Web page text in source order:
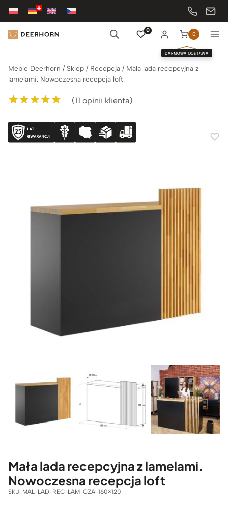
Przejdź
treści
0
0
DARMOWA DOSTAWA
Meble Deerhorn / Sklep / Recepcja / Mała lada recepcyjna z
lamelami. Nowoczesna recepcja loft
5.00na 5 na
podstawie
ocen klientów
(11 opinii klienta)
Mała lada recepcyjna z lamelami.
Nowoczesna recepcja loft
SKU: MAL-LAD-REC-LAM-CZA-160×120